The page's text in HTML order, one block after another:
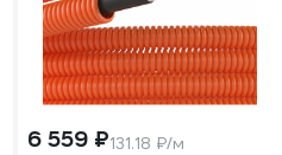
6 559 ₽131.18 ₽/м